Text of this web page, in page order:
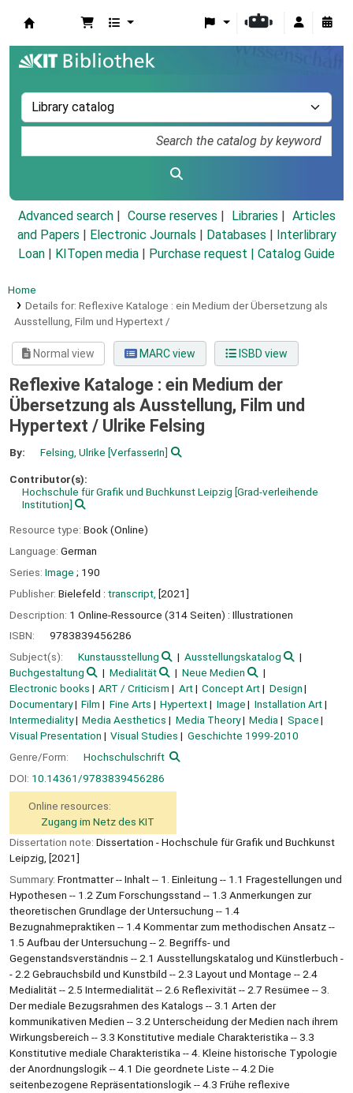
Advanced search Course reserves Libraries
Articles
and Papers
Electronic Journals Databases
Interlibrary
Loan
KITopen media Purchase request | Catalog Guide
Home
Details for: Reflexive Kataloge : ein Medium der Übersetzung als
Ausstellung, Film und Hypertext /
Normal view MARC view ISBD view
Reflexive Kataloge : ein Medium der
Übersetzung als Ausstellung, Film und
Hypertext / Ulrike Felsing
By: Felsing, Ulrike [VerfasserIn]
Contributor(s):
Hochschule für Grafik und Buchkunst Leipzig [Grad-verleihende
Institution]
Resource type: Book (Online)
Language: German
Series: Image ; 190
Publisher: Bielefeld : transcript, [2021]
Description: 1 Online-Ressource (314 Seiten) : Illustrationen
ISBN:
9783839456286
Subject(s):
Kunstausstellung
Ausstellungskatalog
Buchgestaltung
Medialität
Neue Medien
Electronic books
ART / Criticism Art Concept Art
Design
Documentary
Film Fine Arts Hypertext Image
Installation Art
Intermediality
Media Aesthetics Media Theory Media
Space
Visual Presentation
Visual Studies
Geschichte 1999-2010
Genre/Form:
Hochschulschrift
DOI: 10.14361/9783839456286
Online resources:
Zugang im Netz des KIT
Dissertation note: Dissertation - Hochschule für Grafik und Buchkunst
Leipzig, [2021]
Summary: Frontmatter -- Inhalt -- 1. Einleitung -- 1.1 Fragestellungen und
Hypothesen -- 1.2 Zum Forschungsstand -- 1.3 Anmerkungen zur
theoretischen Grundlage der Untersuchung -- 1.4
Bezugnahmepraktiken -- 1.4 Kommentar zum methodischen Ansatz --
1.5 Aufbau der Untersuchung -- 2. Begriffs- und
Gegenstandsverständnis -- 2.1 Ausstellungskatalog und Künstlerbuch -
- 2.2 Gebrauchsbild und Kunstbild -- 2.3 Layout und Montage -- 2.4
Medialität -- 2.5 Intermedialität -- 2.6 Reflexivität -- 2.7 Resümee -- 3.
Der mediale Bezugsrahmen des Katalogs -- 3.1 Arten der
kommunikativen Medien -- 3.2 Unterscheidung der Medien nach ihrem
Wirkungsbereich -- 3.3 Konstitutive mediale Charakteristika -- 3.3
Konstitutive mediale Charakteristika -- 4. Kleine historische Typologie
der Anordnungslogik -- 4.1 Die geordnete Liste -- 4.2 Die
seitenbezogene Repräsentationslogik -- 4.3 Frühe reflexive